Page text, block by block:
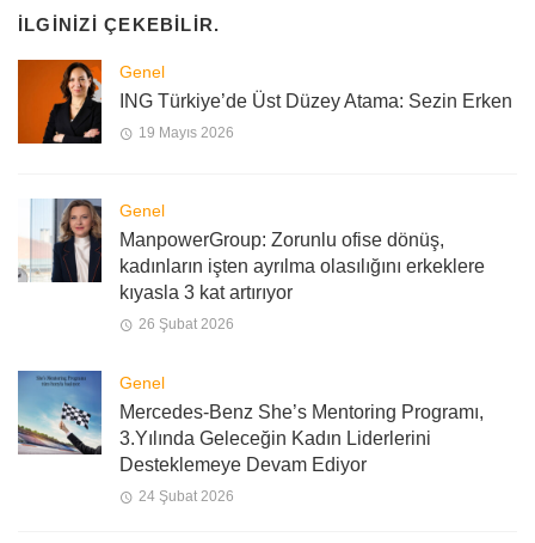
İLGINIZI ÇEKEBILIR.
Genel
ING Türkiye’de Üst Düzey Atama: Sezin Erken
19 Mayıs 2026
Genel
ManpowerGroup: Zorunlu ofise dönüş,
kadınların işten ayrılma olasılığını erkeklere
kıyasla 3 kat artırıyor
26 Şubat 2026
Genel
Mercedes-Benz She’s Mentoring Programı,
3.Yılında Geleceğin Kadın Liderlerini
Desteklemeye Devam Ediyor
24 Şubat 2026